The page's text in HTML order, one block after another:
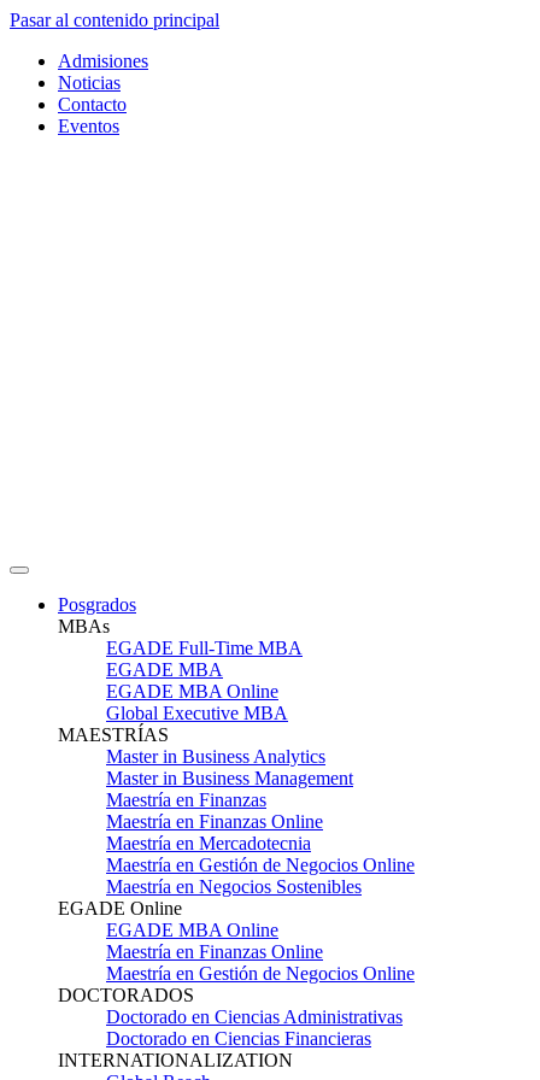
Pasar al contenido principal
Admisiones
Noticias
Contacto
Eventos
Posgrados
MBAs
EGADE Full-Time MBA
EGADE MBA
EGADE MBA Online
Global Executive MBA
MAESTRÍAS
Master in Business Analytics
Master in Business Management
Maestría en Finanzas
Maestría en Finanzas Online
Maestría en Mercadotecnia
Maestría en Gestión de Negocios Online
Maestría en Negocios Sostenibles
EGADE Online
EGADE MBA Online
Maestría en Finanzas Online
Maestría en Gestión de Negocios Online
DOCTORADOS
Doctorado en Ciencias Administrativas
Doctorado en Ciencias Financieras
INTERNATIONALIZATION